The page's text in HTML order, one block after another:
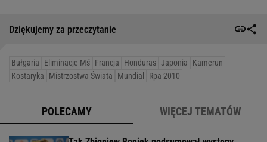
Dziękujemy za przeczytanie
Bułgaria Eliminacje Mś Francja Honduras Japonia
Kamerun
Kostaryka
Mistrzostwa Świata Mundial Rpa 2010
POLECAMY WIĘCEJ TEMATÓW